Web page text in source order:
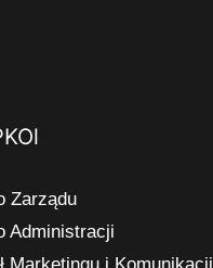
Zarządu
Administracji